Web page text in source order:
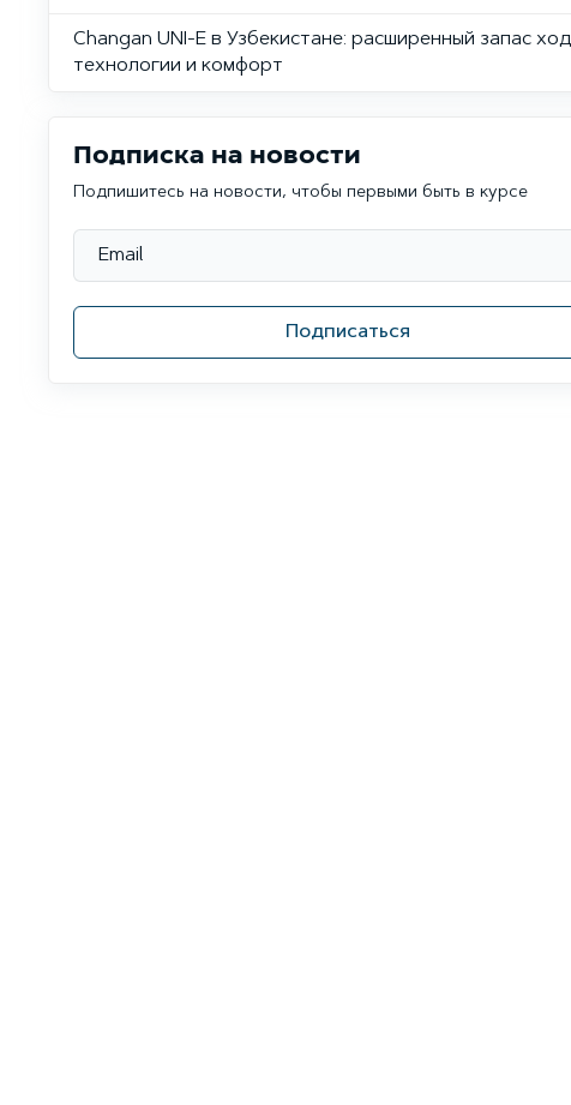
Changan UNI-E в Узбекистане: расширенный запас
технологии и комфорт
Подписка на новости
Подпишитесь на новости, чтобы первыми быть в курсе
Подписаться